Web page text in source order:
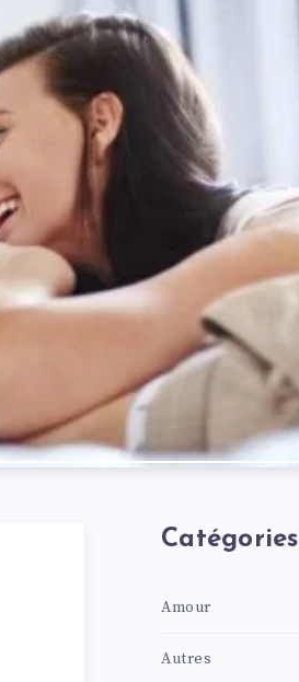
Catégories
Amour
Autres